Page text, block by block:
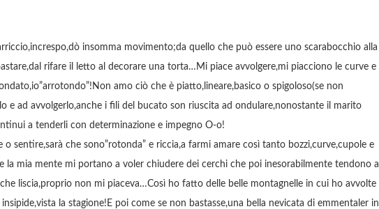
insomma movimento;da quello che può essere uno scarabocchio alla
rifare il letto al decorare una torta…Mi piace avvolgere,mi piacciono le curve e
amo ciò che è piatto,lineare,basico o spigoloso(se non
e ad avvolgerlo,anche i fili del bucato son riuscita ad ondulare,nonostante il marito
a tenderli con determinazione e impegno O-o!
o sentire,sarà che sono”rotonda” e riccia,a farmi amare così tanto bozzi,curve,cupole e
la mia mente mi portano a voler chiudere dei cerchi che poi inesorabilmente tendono a
liscia,proprio non mi piaceva…Così ho fatto delle belle montagnelle in cui ho avvolte
la stagione!E poi come se non bastasse,una bella nevicata di emmentaler in